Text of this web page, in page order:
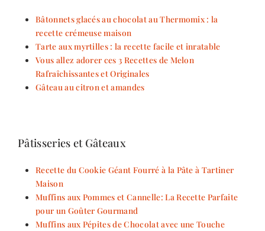
Bâtonnets glacés au chocolat au Thermomix : la
recette crémeuse maison
Tarte aux myrtilles : la recette facile et inratable
Vous allez adorer ces 3 Recettes de Melon
Rafraîchissantes et Originales
Gâteau au citron et amandes
Pâtisseries et Gâteaux
Recette du Cookie Géant Fourré à la Pâte à Tartiner
Maison
Muffins aux Pommes et Cannelle: La Recette Parfaite
pour un Goûter Gourmand
Muffins aux Pépites de Chocolat avec une Touche